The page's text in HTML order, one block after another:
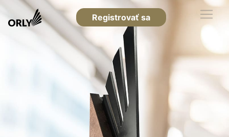
Registrovať sa